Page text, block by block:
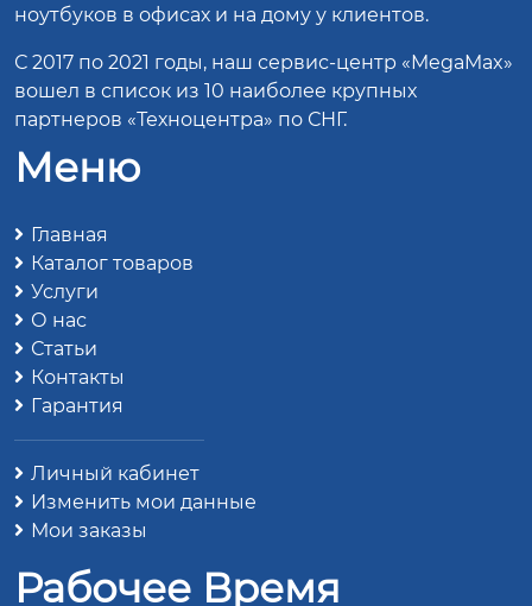
ноутбуков в офисах и на дому у клиентов.
С 2017 по 2021 годы, наш сервис-центр «MegaMax»
вошел в список из 10 наиболее крупных
партнеров «Техноцентра» по СНГ.
Меню
Главная
Каталог товаров
Услуги
О нас
Статьи
Контакты
Гарантия
Личный кабинет
Изменить мои данные
Мои заказы
Рабочее Время